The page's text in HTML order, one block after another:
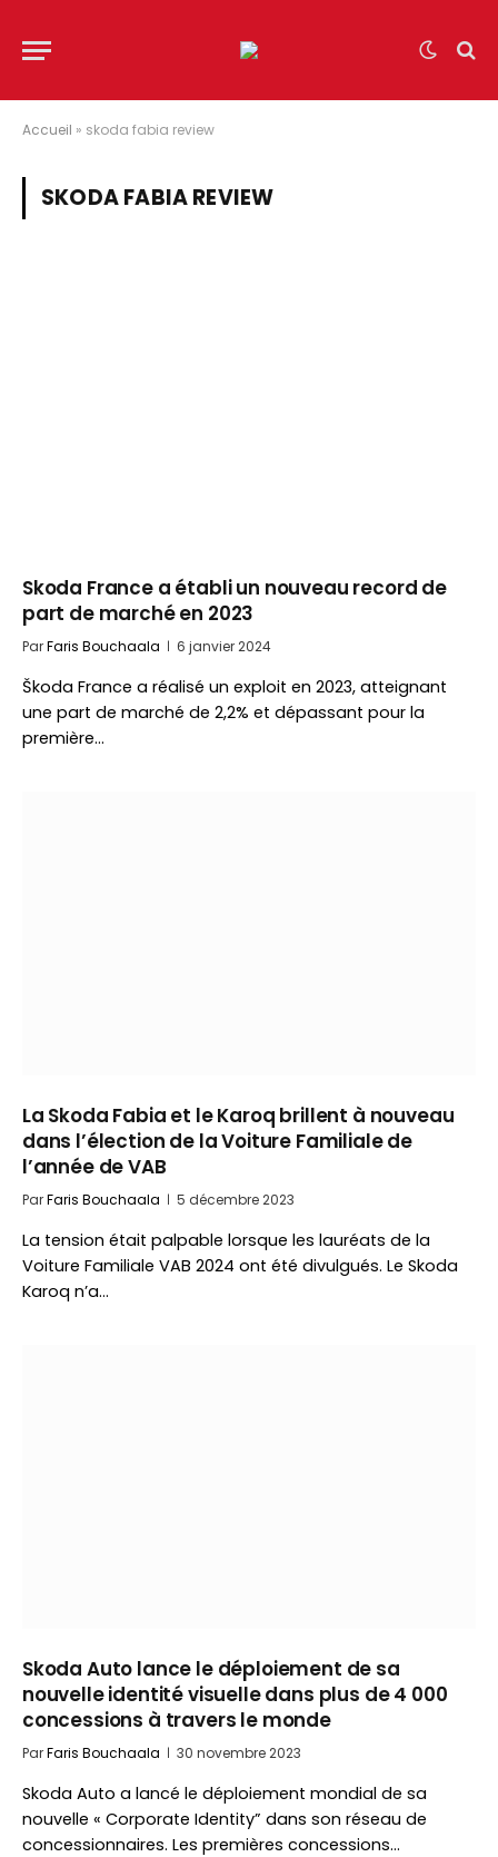
Accueil » skoda fabia review
SKODA FABIA REVIEW
Skoda France a établi un nouveau record de
part de marché en 2023
ParFaris Bouchaala 6 janvier 2024
Škoda France a réalisé un exploit en 2023, atteignant
une part de marché de 2,2% et dépassant pour la
première…
La Skoda Fabia et le Karoq brillent à nouveau
dans l’élection de la Voiture Familiale de
l’année de VAB
ParFaris Bouchaala 5 décembre 2023
La tension était palpable lorsque les lauréats de la
Voiture Familiale VAB 2024 ont été divulgués. Le Skoda
Karoq n’a…
Skoda Auto lance le déploiement de sa
nouvelle identité visuelle dans plus de 4 000
concessions à travers le monde
ParFaris Bouchaala 30 novembre 2023
Skoda Auto a lancé le déploiement mondial de sa
nouvelle « Corporate Identity” dans son réseau de
concessionnaires. Les premières concessions…